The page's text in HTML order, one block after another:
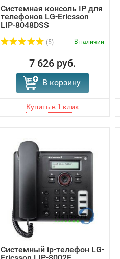
Системная консоль IP для
телефонов LG-Ericsson
LIP-8048DSS
(5) В наличии
7 626 руб.
В корзину
Системный ip-телефон LG-